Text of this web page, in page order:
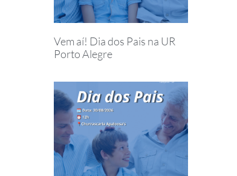
Vem aí! Dia dos Pais na UR
Porto Alegre